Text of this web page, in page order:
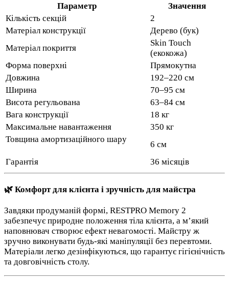
Параметр
Значення
Кількість секцій
2
Матеріал конструкції
Дерево (бук)
Матеріал покриття
Skin Touch
(екокожа)
Форма поверхні
Прямокутна
Довжина
192–220 см
Ширина
70–95 см
Висота регульована
63–84 см
Вага конструкції
18 кг
Максимальне навантаження
350 кг
Товщина амортизаційного шару
6 см
Гарантія
36 місяців
🌿 Комфорт для клієнта і зручність для майстра
Завдяки продуманій формі, RESTPRO Memory 2
забезпечує природне положення тіла клієнта, а м’який
наповнювач створює ефект невагомості. Майстру ж
зручно виконувати будь-які маніпуляції без перевтоми.
Матеріали легко дезінфікуються, що гарантує гігієнічність
та довговічність столу.